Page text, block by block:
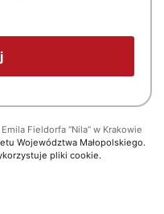
Fieldorfa “Nila” w Krakowie
Województwa Małopolskiego.
pliki cookie.